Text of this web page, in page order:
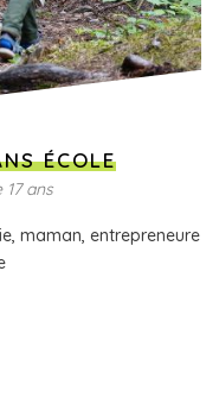
ÉCOLE
17 ans
maman, entrepreneure